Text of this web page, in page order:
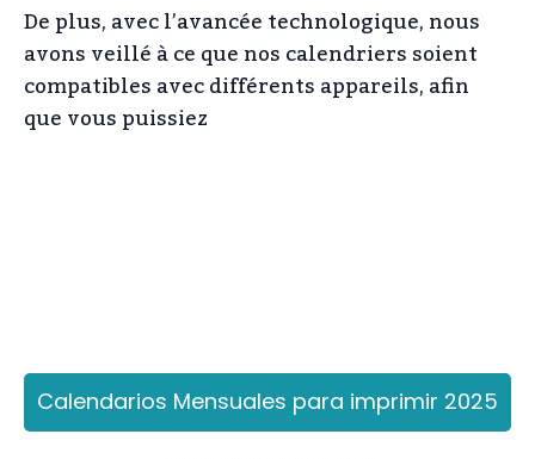
De plus, avec l’avancée technologique, nous
avons veillé à ce que nos calendriers soient
compatibles avec différents appareils, afin
que vous puissiez
Calendarios Mensuales para imprimir 2025